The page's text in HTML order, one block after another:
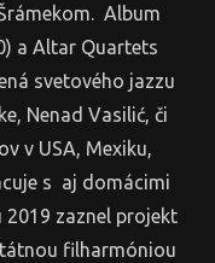
Album
a Altar Quartets
svetového jazzu
Nenad Vasilić, či
v USA, Mexiku,
s aj domácimi
2019 zaznel projekt
filharmóniou